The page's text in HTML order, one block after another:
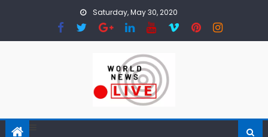
Saturday, May 30, 2020